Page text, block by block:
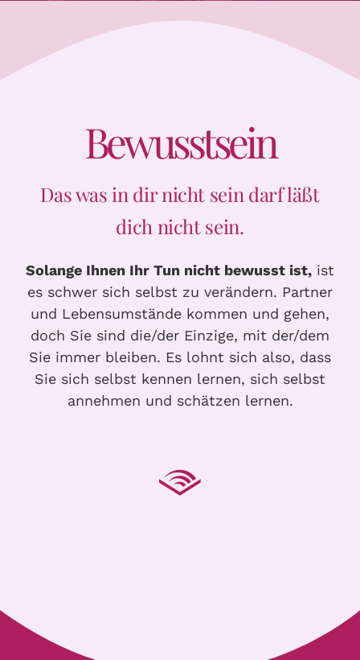
Bewusstsein
Das was in dir nicht sein darf läßt
dich nicht sein.
Solange Ihnen Ihr Tun nicht bewusst ist, ist
es schwer sich selbst zu verändern. Partner
und Lebensumstände kommen und gehen,
doch Sie sind die/der Einzige, mit der/dem
Sie immer bleiben. Es lohnt sich also, dass
Sie sich selbst kennen lernen, sich selbst
annehmen und schätzen lernen.